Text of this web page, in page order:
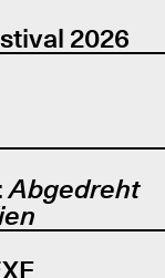
2026
Abgedreht